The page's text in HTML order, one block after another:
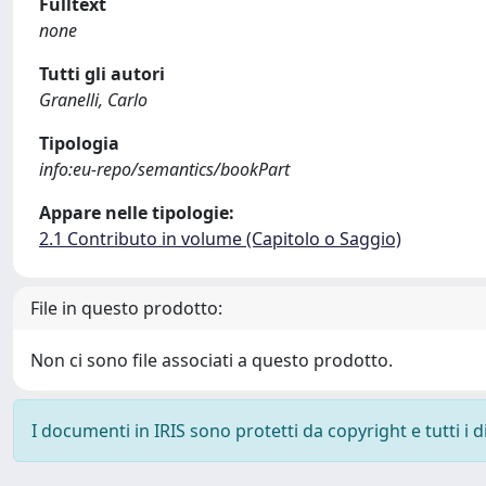
none
Tutti gli autori
Granelli, Carlo
Tipologia
info:eu-repo/semantics/bookPart
Appare nelle tipologie:
2.1 Contributo in volume (Capitolo o Saggio)
File in questo prodotto:
Non ci sono file associati a questo prodotto.
I documenti in IRIS sono protetti da copyright e tutti i